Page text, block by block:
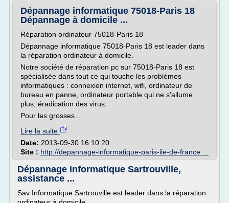
Dépannage informatique 75018-Paris 18
Dépannage à domicile ...
Réparation ordinateur 75018-Paris 18
Dépannage informatique 75018-Paris 18 est leader dans
la réparation ordinateur à domicile.
Notre société de réparation pc sur 75018-Paris 18 est
spécialisée dans tout ce qui touche les problèmes
informatiques : connexion internet, wifi, ordinateur de
bureau en panne, ordinateur portable qui ne s'allume
plus, éradication des virus.
Pour les grosses...
Lire la suite
Date: 2013-09-30 16:10:20
Site : http://depannage-informatique-paris-ile-de-france ...
Dépannage informatique Sartrouville,
assistance ...
Sav Informatique Sartrouville est leader dans la réparation